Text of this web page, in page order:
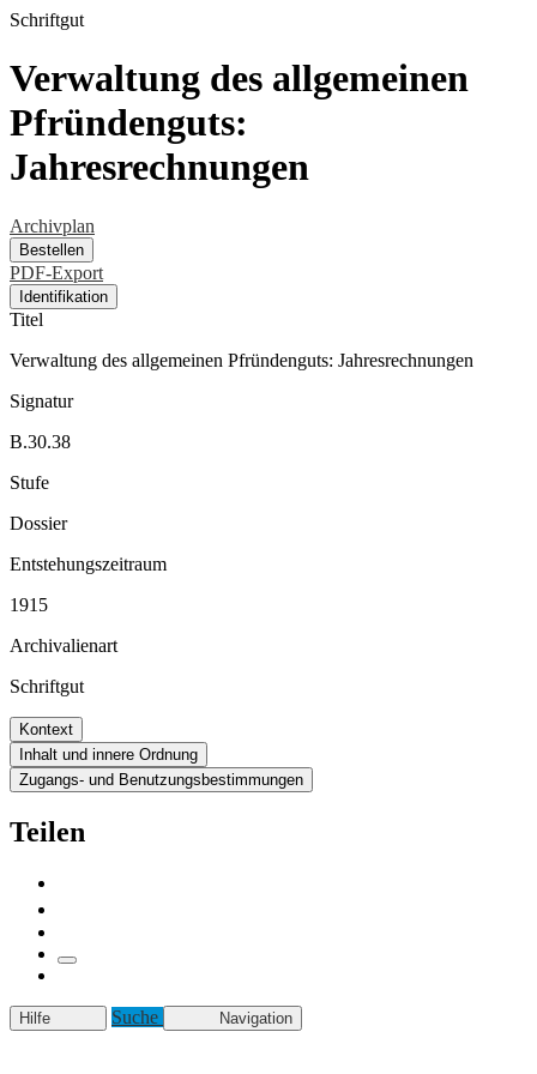
Schriftgut
Verwaltung des allgemeinen
Pfründenguts:
Jahresrechnungen
Archivplan
Bestellen
PDF-Export
Identifikation
Titel
Verwaltung des allgemeinen Pfründenguts: Jahresrechnungen
Signatur
B.30.38
Stufe
Dossier
Entstehungszeitraum
1915
Archivalienart
Schriftgut
Kontext
Inhalt und innere Ordnung
Zugangs- und Benutzungsbestimmungen
Teilen
Hilfe Suche Navigation